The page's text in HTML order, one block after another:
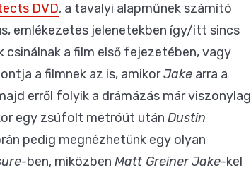
DVD, a tavalyi alapműnek számító
emlékezetes jelenetekben így/itt sincs
csinálnak a film első fejezetében, vagy
a filmnek az is, amikorJake arra a
erről folyik a drámázás már viszonylag
egy zsúfolt metróút után Dustin
pedig megnézhetünk egy olyan
-ben, miközben Matt GreinerJake-kel